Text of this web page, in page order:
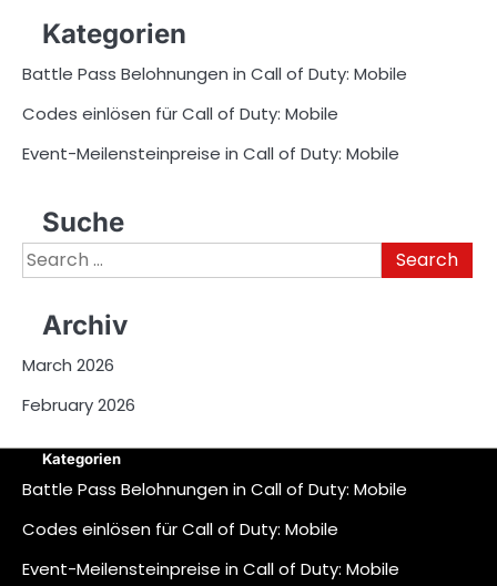
Kategorien
Battle Pass Belohnungen in Call of Duty: Mobile
Codes einlösen für Call of Duty: Mobile
Event-Meilensteinpreise in Call of Duty: Mobile
Suche
Search
for:
Archiv
March 2026
February 2026
Kategorien
Battle Pass Belohnungen in Call of Duty: Mobile
Codes einlösen für Call of Duty: Mobile
Event-Meilensteinpreise in Call of Duty: Mobile